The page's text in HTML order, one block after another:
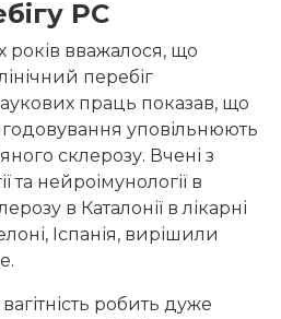
РС
років вважалося, що
перебіг
праць показав, що
уповільнюють
склерозу. Вчені з
та нейроімунології в
в Каталонії в лікарні
Іспанія, вирішили
робить дуже